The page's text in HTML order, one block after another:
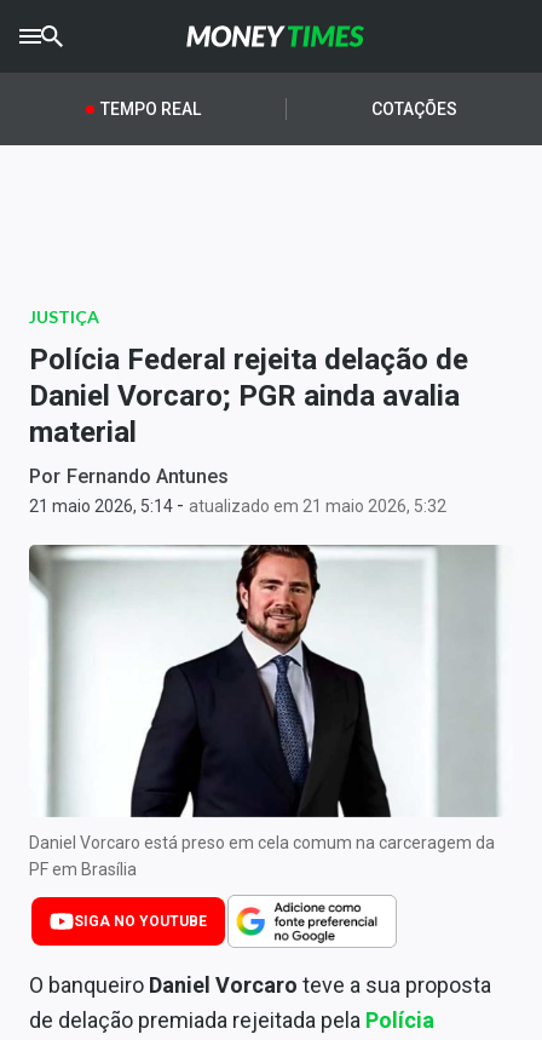
CRYPTOTIMES
AGROTIMES
Newsletters
Money Trader
Anuncie
Últimas Notícias
Newsletters
Comprar ou vender?
Carteiras Recomendadas
Central de Dividendos
Central dos IPOs
Renda Fixa
Finanças Pessoais
TEMPO REAL COTAÇÕES
JUSTIÇA
Polícia Federal rejeita delação de
Daniel Vorcaro; PGR ainda avalia
material
Por Fernando Antunes
21 maio 2026, 5:14 - atualizado em 21 maio 2026, 5:32
Daniel Vorcaro está preso em cela comum na carceragem da
PF em Brasília
SIGA NO YOUTUBE
O banqueiro Daniel Vorcaro teve a sua proposta
de delação premiada rejeitada pela Polícia